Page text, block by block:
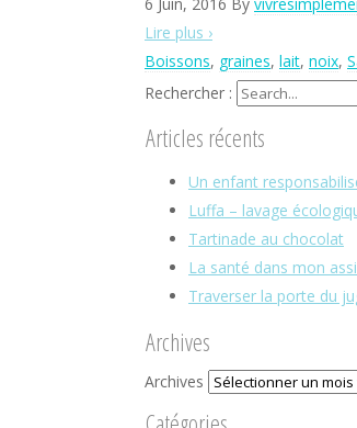
Lire plus ›
Boissons, graines, lait, noix,
Rechercher :
Articles récents
Un enfant
Luffa – lavage
Tartinade au chocolat
La santé dans mon
Traverser la porte du
Archives
Archives